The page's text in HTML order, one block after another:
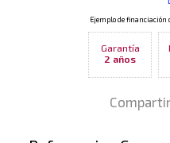
Garantía
2 años